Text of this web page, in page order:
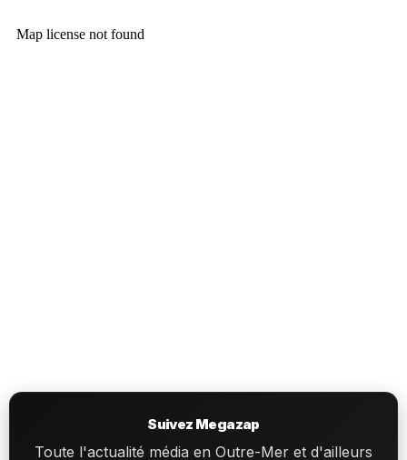
Suivez Megazap
Toute l'actualité média en Outre-Mer et d'ailleurs